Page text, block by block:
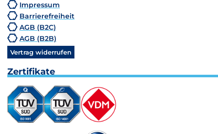
Impressum
Barrierefreiheit
AGB (B2C)
AGB (B2B)
Vertrag widerrufen
Zertifikate